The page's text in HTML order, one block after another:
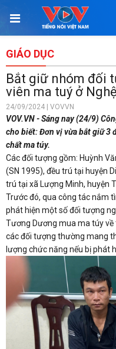
GIÁO DỤC
Bắt giữ nhóm đối
viên ma tuý ở
24/09/2024 | VOVVN
VOV.VN - Sáng nay (24/9)
cho biết: Đơn vị vừa bắt giữ 3
chất ma túy.
Các đối tượng gồm: Huỳnh
(SN 1995), đều trú tại huyện
trú tại xã Lượng Minh, huyện
Trước đó, qua công tác nắm
phát hiện một số đối tượng
Tương Dương mua ma túy
các đối tượng thường mang
lượng chức năng nếu bị phát